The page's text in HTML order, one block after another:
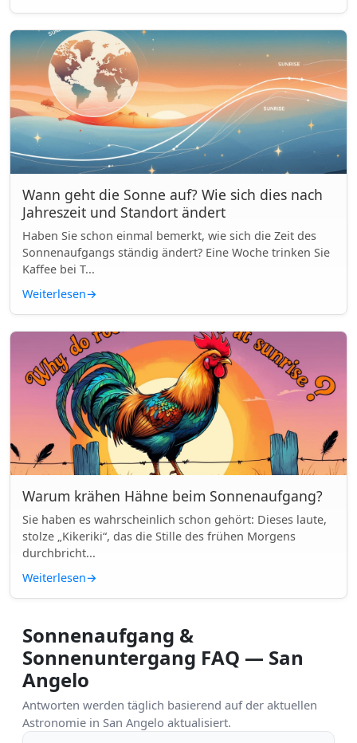
Wann geht die Sonne auf? Wie sich dies nach
Jahreszeit und Standort ändert
Haben Sie schon einmal bemerkt, wie sich die Zeit des
Sonnenaufgangs ständig ändert? Eine Woche trinken Sie
Kaffee bei T...
Weiterlesen→
Warum krähen Hähne beim Sonnenaufgang?
Sie haben es wahrscheinlich schon gehört: Dieses laute,
stolze „Kikeriki“, das die Stille des frühen Morgens
durchbricht...
Weiterlesen→
Sonnenaufgang &
Sonnenuntergang FAQ — San
Angelo
Antworten werden täglich basierend auf der aktuellen
Astronomie in San Angelo aktualisiert.